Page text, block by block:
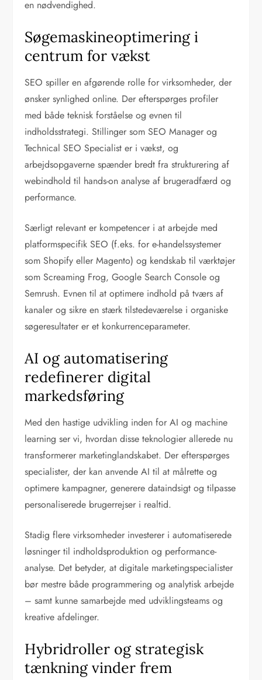
en nødvendighed.
Søgemaskineoptimering i
centrum for vækst
SEO spiller en afgørende rolle for virksomheder, der
ønsker synlighed online. Der efterspørges profiler
med både teknisk forståelse og evnen til
indholdsstrategi. Stillinger som SEO Manager og
Technical SEO Specialist er i vækst, og
arbejdsopgaverne spænder bredt fra strukturering af
webindhold til hands-on analyse af brugeradfærd og
performance.
Særligt relevant er kompetencer i at arbejde med
platformspecifik SEO (f.eks. for e-handelssystemer
som Shopify eller Magento) og kendskab til værktøjer
som Screaming Frog, Google Search Console og
Semrush. Evnen til at optimere indhold på tværs af
kanaler og sikre en stærk tilstedeværelse i organiske
søgeresultater er et konkurrenceparameter.
AI og automatisering
redefinerer digital
markedsføring
Med den hastige udvikling inden for AI og machine
learning ser vi, hvordan disse teknologier allerede nu
transformerer marketinglandskabet. Der efterspørges
specialister, der kan anvende AI til at målrette og
optimere kampagner, generere dataindsigt og tilpasse
personaliserede brugerrejser i realtid.
Stadig flere virksomheder investerer i automatiserede
løsninger til indholdsproduktion og performance-
analyse. Det betyder, at digitale marketingspecialister
bør mestre både programmering og analytisk arbejde
– samt kunne samarbejde med udviklingsteams og
kreative afdelinger.
Hybridroller og strategisk
tænkning vinder frem